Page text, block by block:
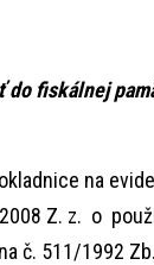
do fiskálnej
na
Z. z. o
č. 511/1992